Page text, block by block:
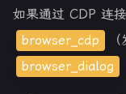
如果通过 CDP 连
browser_cdp
browser_dialog